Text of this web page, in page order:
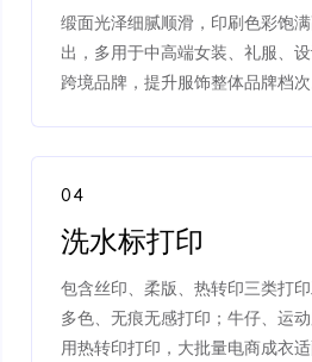
缎面光泽细腻顺滑，印刷色彩饱
出，多用于中高端女装、礼服、
跨境品牌，提升服饰整体品牌档次
04
洗水标打印
包含丝印、柔版、热转印三类打印
多色、无痕无感打印；牛仔、运
用热转印打印，大批量电商成衣适